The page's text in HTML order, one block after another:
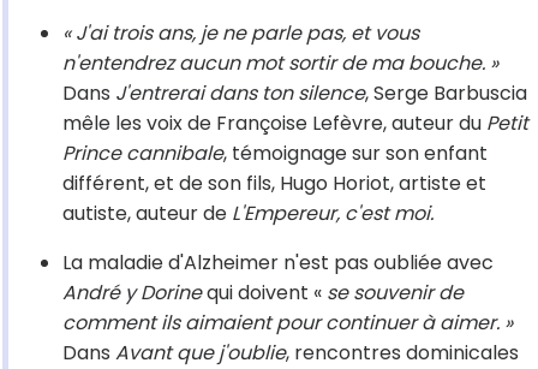
« J'ai trois ans, je ne parle pas, et vous
n'entendrez aucun mot sortir de ma bouche. »
Dans J'entrerai dans ton silence, Serge Barbuscia
mêle les voix de Françoise Lefèvre, auteur du Petit
Prince cannibale, témoignage sur son enfant
différent, et de son fils, Hugo Horiot, artiste et
autiste, auteur de L'Empereur, c'est moi.
La maladie d'Alzheimer n'est pas oubliée avec
André y Dorinequi doivent « se souvenir de
comment ils aimaient pour continuer à aimer. »
Dans Avant que j'oublie, rencontres dominicales